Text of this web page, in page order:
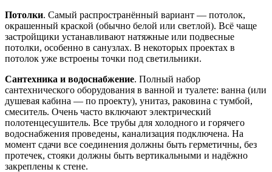
Потолки. Самый распространённый вариант — потолок,
окрашенный краской (обычно белой или светлой). Всё чаще
застройщики устанавливают натяжные или подвесные
потолки, особенно в санузлах. В некоторых проектах в
потолок уже встроены точки под светильники.
Сантехника и водоснабжение. Полный набор
сантехнического оборудования в ванной и туалете: ванна (или
душевая кабина — по проекту), унитаз, раковина с тумбой,
смеситель. Очень часто включают электрический
полотенцесушитель. Все трубы для холодного и горячего
водоснабжения проведены, канализация подключена. На
момент сдачи все соединения должны быть герметичны, без
протечек, стояки должны быть вертикальными и надёжно
закреплены к стене.